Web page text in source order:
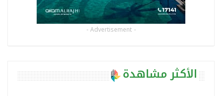
- Advertisement -
الأكثر مشاهدة